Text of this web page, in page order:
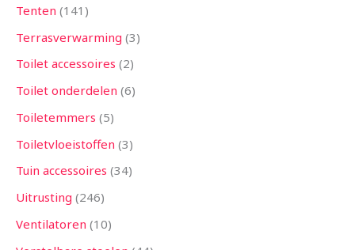
Tenten 141
Terrasverwarming 3
Toilet accessoires 2
Toilet onderdelen 6
Toiletemmers 5
Toiletvloeistoffen 3
Tuin accessoires 34
Uitrusting 246
Ventilatoren 10